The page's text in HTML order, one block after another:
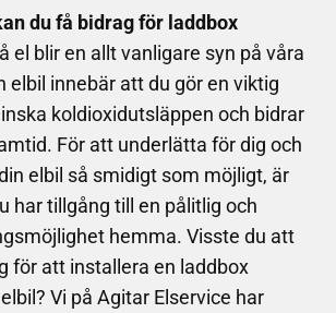
du få bidrag för laddbox
el blir en allt vanligare syn på våra
elbil innebär att du gör en viktig
koldioxidutsläppen och bidrar
För att underlätta för dig och
elbil så smidigt som möjligt, är
har tillgång till en pålitlig och
hemma. Visste du att
för att installera en laddbox
Vi på Agitar Elservice har